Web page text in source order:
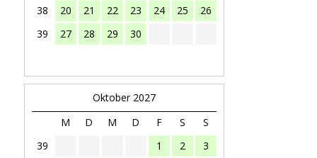
38
20 21 22 23 24 25
26
39
27 28 29 30
Oktober 2027
M
D M D F S
S
39
1 2
3